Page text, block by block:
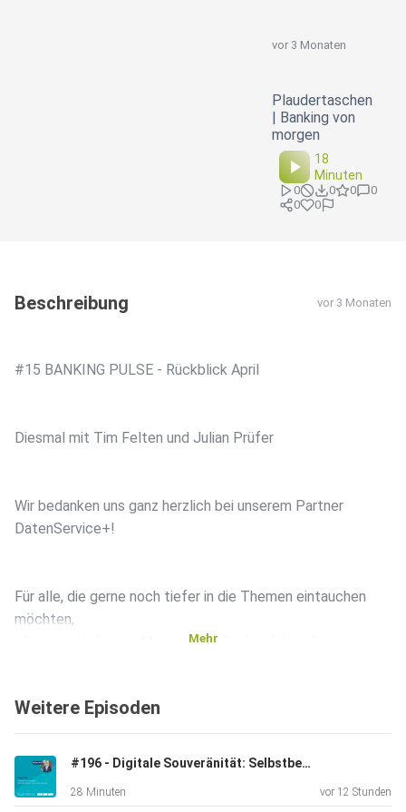
vor 3 Monaten
Plaudertaschen
| Banking von
morgen
18
Minuten
0 0 0
0
0
0
Beschreibung vor 3 Monaten
#15 BANKING PULSE - Rückblick April
Diesmal mit Tim Felten und Julian Prüfer
Wir bedanken uns ganz herzlich bei unserem Partner
DatenService+!
Für alle, die gerne noch tiefer in die Themen eintauchen
möchten,
gibt es seit diesem Monat auch den begleitenden
Nehring.
Link zum Newsletter:
https://www.linkedin.com/build-relation/newsletter-
Mehr
Weitere Episoden
#196 - Digitale Souveränität: Selbstbestimmt durch den Wandel
28 Minuten vor 12 Stunden